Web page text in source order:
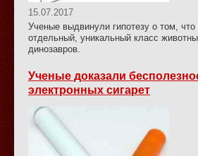
15.07.2017
Ученые выдвинули гипотезу о том,
отдельный, уникальный класс
динозавров.
Ученые доказали
электронных сигарет